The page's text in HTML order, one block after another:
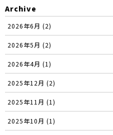
Archive
2026年6月 (2)
2026年5月 (2)
2026年4月 (1)
2025年12月 (2)
2025年11月 (1)
2025年10月 (1)